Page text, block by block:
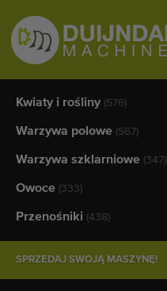
Kwiaty i rośliny (576)
Warzywa polowe (567)
Warzywa szklarniowe (347)
Owoce (333)
Przenośniki (438)
SPRZEDAJ SWOJĄ MASZYNĘ!